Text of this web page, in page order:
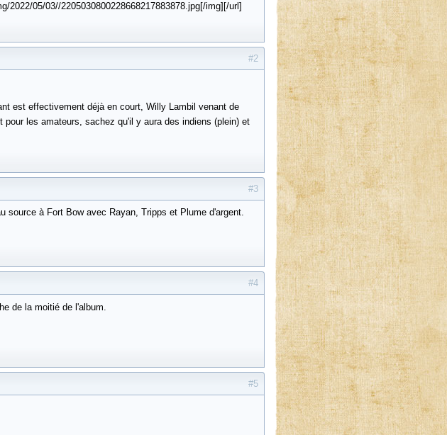
2022/05/03//2205030800228668217883878.jpg[/img][/url]
#2
est effectivement déjà en court, Willy Lambil venant de
les amateurs, sachez qu'il y aura des indiens (plein) et
#3
source à Fort Bow avec Rayan, Tripps et Plume d'argent.
#4
de la moitié de l'album.
#5